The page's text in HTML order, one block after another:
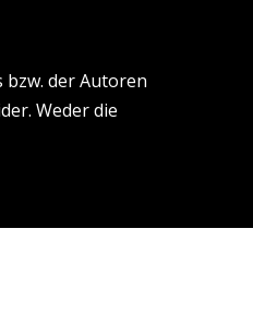
der Autoren
Weder die